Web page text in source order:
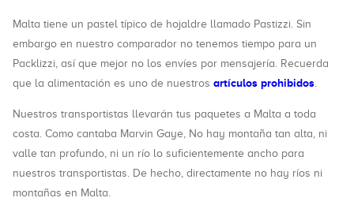
Malta tiene un pastel típico de hojaldre llamado Pastizzi. Sin
embargo en nuestro comparador no tenemos tiempo para un
Packlizzi, así que mejor no los envíes por mensajería. Recuerda
que la alimentación es uno de nuestros artículos prohibidos.
Nuestros transportistas llevarán tus paquetes a Malta a toda
costa. Como cantaba Marvin Gaye, No hay montaña tan alta, ni
valle tan profundo, ni un río lo suficientemente ancho para
nuestros transportistas. De hecho, directamente no hay ríos ni
montañas en Malta.